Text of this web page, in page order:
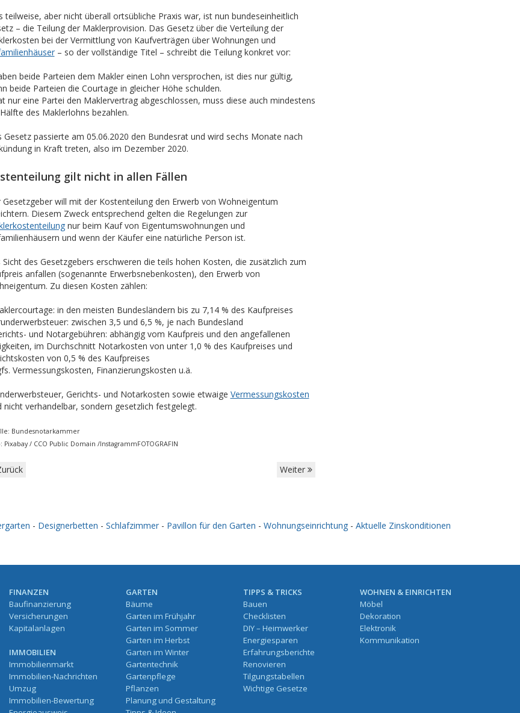
teilweise, aber nicht überall ortsübliche Praxis war, ist nun bundeseinheitlich
– die Teilung der Maklerprovision. Das Gesetz über die Verteilung der
bei der Vermittlung von Kaufverträgen über Wohnungen und
– so der vollständige Titel – schreibt die Teilung konkret vor:
beide Parteien dem Makler einen Lohn versprochen, ist dies nur gültig,
beide Parteien die Courtage in gleicher Höhe schulden.
nur eine Partei den Maklervertrag abgeschlossen, muss diese auch mindestens
des Maklerlohns bezahlen.
Gesetz passierte am 05.06.2020 den Bundesrat und wird sechs Monate nach
in Kraft treten, also im Dezember 2020.
gilt nicht in allen Fällen
Gesetzgeber will mit der Kostenteilung den Erwerb von Wohneigentum
Diesem Zweck entsprechend gelten die Regelungen zur
nur beim Kauf von Eigentumswohnungen und
und wenn der Käufer eine natürliche Person ist.
Sicht des Gesetzgebers erschweren die teils hohen Kosten, die zusätzlich zum
anfallen (sogenannte Erwerbsnebenkosten), den Erwerb von
Zu diesen Kosten zählen:
in den meisten Bundesländern bis zu 7,14 % des Kaufpreises
zwischen 3,5 und 6,5 %, je nach Bundesland
und Notargebühren: abhängig vom Kaufpreis und den angefallenen
im Durchschnitt Notarkosten von unter 1,0 % des Kaufpreises und
von 0,5 % des Kaufpreises
Vermessungskosten, Finanzierungskosten u.ä.
Gerichts- und Notarkosten sowie etwaige Vermessungskosten
nicht verhandelbar, sondern gesetzlich festgelegt.
Bundesnotarkammer
Pixabay / CCO Public Domain /InstagrammFOTOGRAFIN
Weiter
- Designerbetten - Schlafzimmer - Pavillon für den Garten - Wohnungseinrichtung - Aktuelle Zinskonditionen
FINANZEN
Baufinanzierung
Versicherungen
Kapitalanlagen
IMMOBILIEN
Immobilienmarkt
Immobilien-Nachrichten
Umzug
Immobilien-Bewertung
GARTEN
Bäume
Garten im Frühjahr
Garten im Sommer
Garten im Herbst
Garten im Winter
Gartentechnik
Gartenpflege
Pflanzen
Planung und Gestaltung
TIPPS & TRICKS
Bauen
Checklisten
DIY – Heimwerker
Energiesparen
Erfahrungsberichte
Renovieren
Tilgungstabellen
Wichtige Gesetze
WOHNEN & EINRICHTEN
Möbel
Dekoration
Elektronik
Kommunikation